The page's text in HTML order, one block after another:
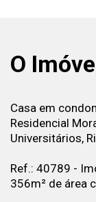
O
Casa em
Residencial
Universitários,
Ref.: 40789 -
356m² de área